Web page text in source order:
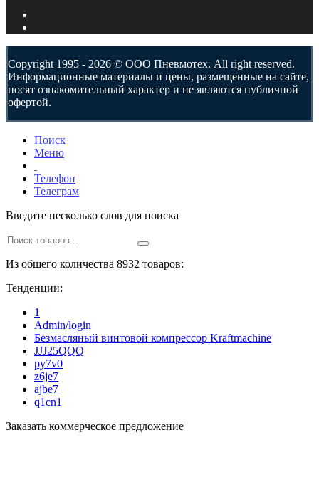
Copyright 1995 - 2026 © ООО Пневмотех. All right reserved.
Информационные материалы и цены, размещенные на сайте,
носят ознакомительный характер и не являются публичной
офертой.
Поиск
Меню
Телефон
Телеграм
Введите несколько слов для поиска
Из общего количества 8932 товаров:
Тенденции:
1
Admin/login
Безмасляный винтовой компрессор Kraftmaсhine
JJJ25QQQ
py7v0
z6je7
ajbe7
q1cn1
Заказать коммерческое предложение